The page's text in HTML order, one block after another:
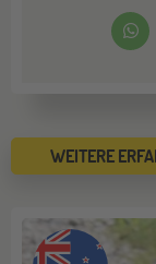
WEITERE